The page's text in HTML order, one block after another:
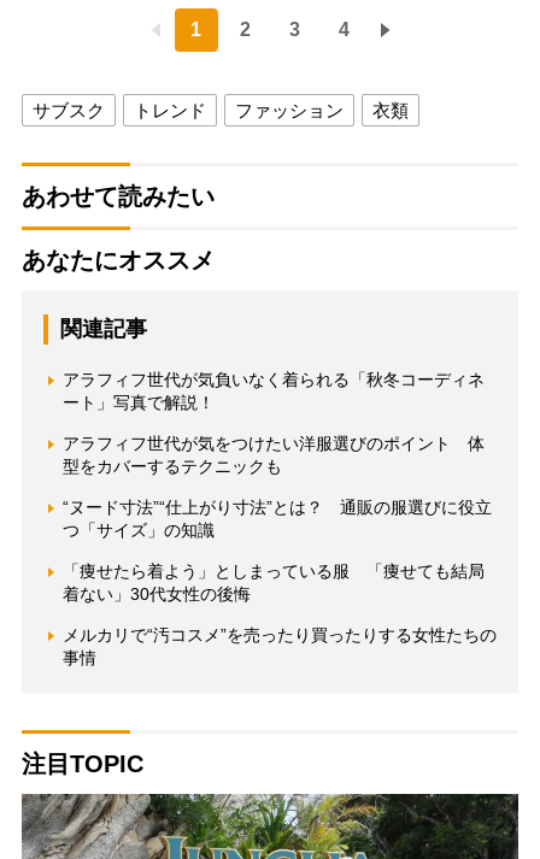
1 2 3 4
サブスク トレンド ファッション 衣類
あわせて読みたい
あなたにオススメ
関連記事
アラフィフ世代が気負いなく着られる「秋冬コーディネ
ート」写真で解説！
アラフィフ世代が気をつけたい洋服選びのポイント 体
型をカバーするテクニックも
“ヌード寸法”“仕上がり寸法”とは？ 通販の服選びに役立
つ「サイズ」の知識
「痩せたら着よう」としまっている服 「痩せても結局
着ない」30代女性の後悔
メルカリで“汚コスメ”を売ったり買ったりする女性たちの
事情
注目TOPIC